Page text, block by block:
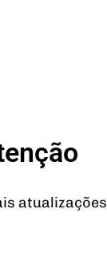
atualizações